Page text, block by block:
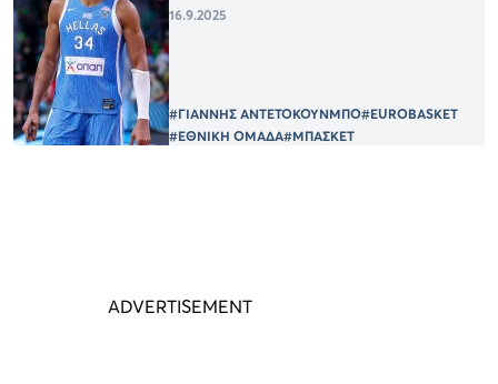
16.9.2025
#ΓΙΑΝΝΗΣ ΑΝΤΕΤΟΚΟΥΝΜΠΟ#EUROBASKET
#ΕΘΝΙΚΗ ΟΜΑΔΑ#ΜΠΑΣΚΕΤ